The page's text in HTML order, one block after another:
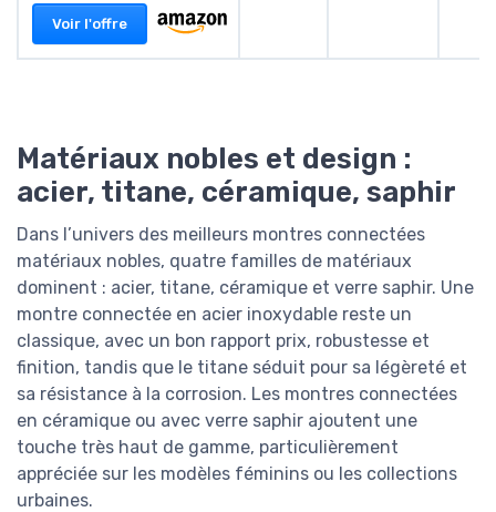
Voir l'offre
Matériaux nobles et design :
acier, titane, céramique, saphir
Dans l’univers des meilleurs montres connectées
matériaux nobles, quatre familles de matériaux
dominent : acier, titane, céramique et verre saphir. Une
montre connectée en acier inoxydable reste un
classique, avec un bon rapport prix, robustesse et
finition, tandis que le titane séduit pour sa légèreté et
sa résistance à la corrosion. Les montres connectées
en céramique ou avec verre saphir ajoutent une
touche très haut de gamme, particulièrement
appréciée sur les modèles féminins ou les collections
urbaines.